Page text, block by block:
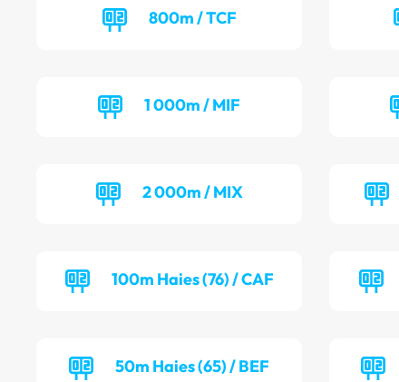
800m / TCF
1 000m / MIF
2 000m / MIX
100m Haies (76) / CAF
50m Haies (65) / BEF